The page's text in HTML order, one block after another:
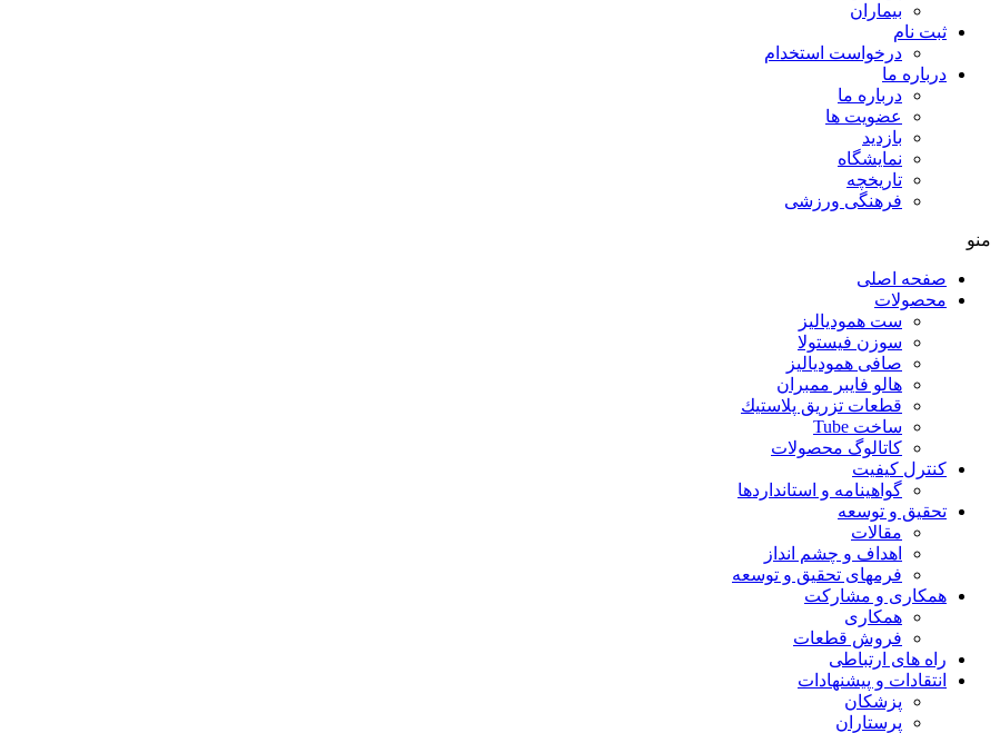
بيماران
ثبت نام
درخواست استخدام
درباره ما
درباره ما
عضویت ها
بازدید
نمایشگاه
تاريخچه
فرهنگی ورزشی
منو
صفحه اصلی
محصولات
ست همودیالیز
سوزن فیستولا
صافی همودیالیز
هالو فایبر ممبران
قطعات تزريق پلاستيك
ساخت Tube
کاتالوگ محصولات
کنترل کیفیت
گواهينامه و استانداردها
تحقيق و توسعه
مقالات
اهداف و چشم انداز
فرمهای تحقیق و توسعه
همکاری و مشارکت
همکاری
فروش قطعات
راه های ارتباطی
انتقادات و پيشنهادات
پزشكان
پرستاران